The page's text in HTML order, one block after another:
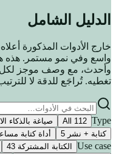
الدليل الشامل
خارج الأدوات المذكورة
واسع وفي نمو مستمر. هذه
وأحدث، مع وصف موجز لكل
تغطيه. تُراجَع للدقة لا
Type
All 112 صياغة بالذكاء
كتابة + نشر 5 أداة كتابة
Use case الكتابة المشتركة 43